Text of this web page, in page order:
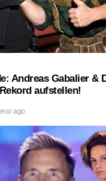
Andreas Gabalier &
aufstellen!
ago